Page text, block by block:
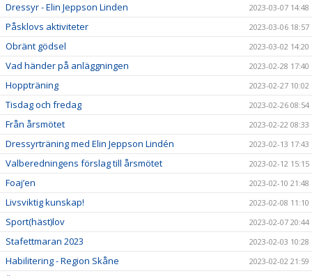
Dressyr - Elin Jeppson Linden 2023-03-07 14:48
Påsklovs aktiviteter 2023-03-06 18:57
Obränt gödsel 2023-03-02 14:20
Vad händer på anläggningen 2023-02-28 17:40
Hoppträning 2023-02-27 10:02
Tisdag och fredag 2023-02-26 08:54
Från årsmötet 2023-02-22 08:33
Dressyrträning med Elin Jeppson Lindén 2023-02-13 17:43
Valberedningens förslag till årsmötet 2023-02-12 15:15
Foaj’en 2023-02-10 21:48
Livsviktig kunskap! 2023-02-08 11:10
Sport(häst)lov 2023-02-07 20:44
Stafettmaran 2023 2023-02-03 10:28
Habilitering - Region Skåne 2023-02-02 21:59